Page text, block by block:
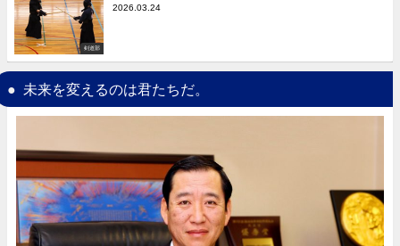
剣道部
2026.03.24
未来を変えるのは君たちだ。